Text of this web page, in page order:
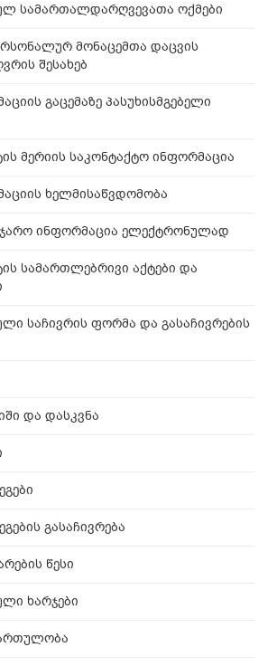
სამართალდარღვევათა ოქმები
მონაცემთა დაცვის
შესახებ
გაცემაზე პასუხისმგებელი
მერიის საკონტაქტო ინფორმაცია
ხელმისაწვდომობა
ინფორმაცია ელექტრონულად
სამართლებრივი აქტები და
საჩივრის ფორმა და გასაჩივრების
და დასკვნა
გასაჩივრება
წესი
ხარჯები